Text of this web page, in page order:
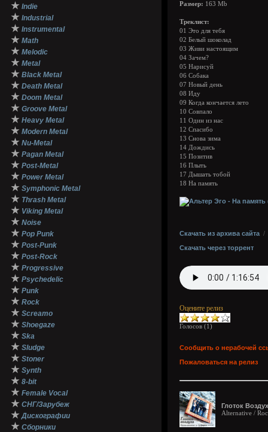
★ Indie
★ Industrial
★ Instrumental
★ Math
★ Melodic
★ Metal
★ Black Metal
★ Death Metal
★ Doom Metal
★ Groove Metal
★ Heavy Metal
★ Modern Metal
★ Nu-Metal
★ Pagan Metal
★ Post-Metal
★ Power Metal
★ Symphonic Metal
★ Thrash Metal
★ Viking Metal
★ Noise
★ Pop Punk
★ Post-Punk
★ Post-Rock
★ Progressive
★ Psychedelic
★ Punk
★ Rock
★ Screamo
★ Shoegaze
★ Ska
★ Sludge
★ Stoner
★ Synth
★ 8-bit
★ Female Vocal
★ СНГ/Зарубеж
★ Дискографии
★ Сборники
Размер: 163 Mb
Треклист:
01 Это для тебя
02 Белый шоколад
03 Живи настоящим
04 Зачем?
05 Нарисуй
06 Собака
07 Новый день
08 Иду
09 Когда кончается лето
10 Совпало
11 Один из нас
12 Спасибо
13 Снова зима
14 Дождись
15 Позитив
16 Плыть
17 Дышать тобой
18 На память
Скачать из архива сайта /
Скачать через торрент
Оцените релиз
Голосов (1)
Сообщить о нерабочей
Пожаловаться на релиз
Глоток
Alternative /